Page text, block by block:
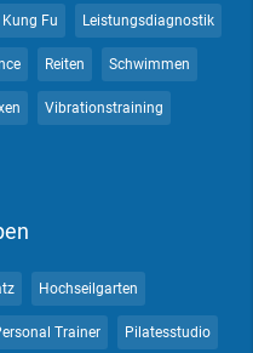
Kung Fu Leistungsdiagnostik
Reiten Schwimmen
Vibrationstraining
Hochseilgarten
Trainer Pilatesstudio